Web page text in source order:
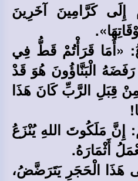
إِلَى كَرَّامِينَ آخَرِينَ
«أَمَا قَرَأْتُمْ قَطُّ فِي
الْبَنَّاؤُونَ هُوَ قَدْ
قِبَلِ الرَّبِّ كَانَ هَذَا
إِنَّ مَلَكُوتَ اللهِ يُنْزَعُ
أَثْمَارَهُ.
الْحَجَرِ يَتَرَضَّضُ،